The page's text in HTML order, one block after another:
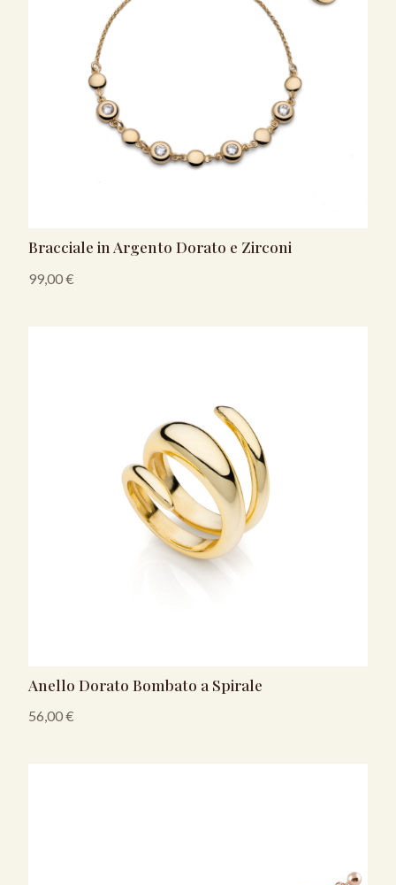
Bracciale in Argento Dorato e Zirconi
99,00€
Anello Dorato Bombato a Spirale
56,00€